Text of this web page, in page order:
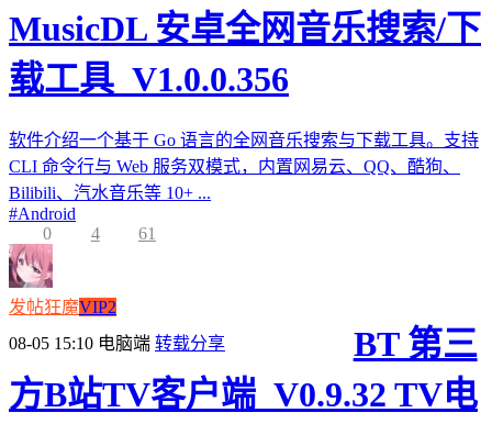
MusicDL 安卓全网音乐搜索/下
载工具_V1.0.0.356
软件介绍一个基于 Go 语言的全网音乐搜索与下载工具。支持
CLI 命令行与 Web 服务双模式，内置网易云、QQ、酷狗、
Bilibili、汽水音乐等 10+ ...
#Android
0
4 61
发帖狂魔VIP2
08-05 15:10 电脑端 转载分享
BT 第三
方B站TV客户端_V0.9.32 TV电